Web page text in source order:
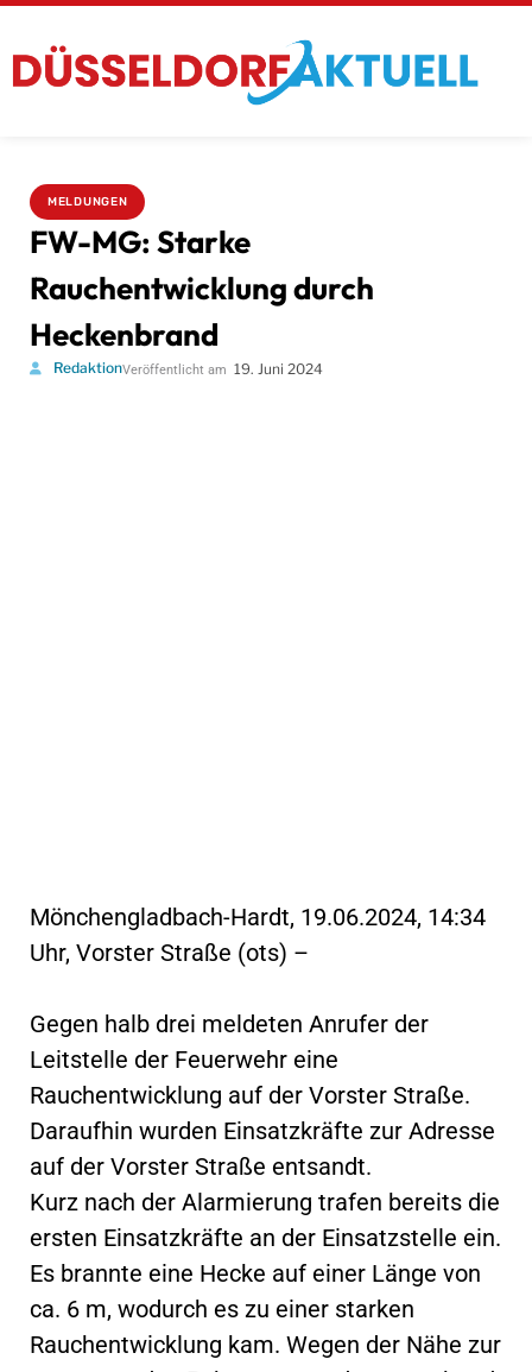
MELDUNGEN
FW-MG: Starke
Rauchentwicklung durch
Heckenbrand
RedaktionVeröffentlicht am 19. Juni 2024
Mönchengladbach-Hardt, 19.06.2024, 14:34
Uhr, Vorster Straße (ots) –
Gegen halb drei meldeten Anrufer der
Leitstelle der Feuerwehr eine
Rauchentwicklung auf der Vorster Straße.
Daraufhin wurden Einsatzkräfte zur Adresse
auf der Vorster Straße entsandt.
Kurz nach der Alarmierung trafen bereits die
ersten Einsatzkräfte an der Einsatzstelle ein.
Es brannte eine Hecke auf einer Länge von
ca. 6 m, wodurch es zu einer starken
Rauchentwicklung kam. Wegen der Nähe zur